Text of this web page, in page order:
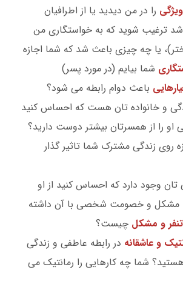
را در من دیدید یا از اطرافیان
ترغیب شوید که به خواستگاری من
یا چه چیزی باعث شد که شما اجازه
شما بیایم (در مورد پسر)
باعث دوام رابطه می شود؟
و خانواده تان هست که احساس کنید
او را از همسرتان بیشتر دوست دارید؟
روی زندگی مشترک شما تاثیر گذار
تان وجود دارد که احساس کنید از او
مشکل و خصومت شخصی با آن داشته
تنفر و مشکل چیست؟
و عاشقانه در رابطه عاطفی و زندگی
شما چه کارهایی را رمانتیک می